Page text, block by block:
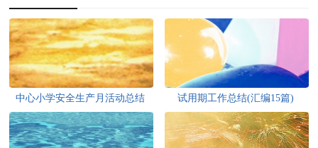
中心小学安全生产月活动总结 试用期工作总结(汇编15篇)